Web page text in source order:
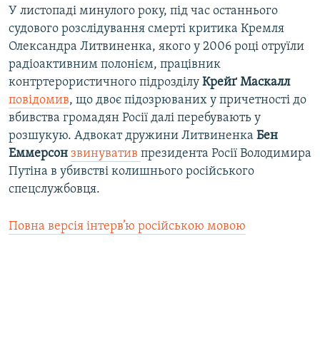
У листопаді минулого року, під час останнього
судового розслідування смерті критика Кремля
Олександра Литвиненка, якого у 2006 році отруїли
радіоактивним полонієм, працівник
контртерористичного підрозділу Крейґ Маскалл
повідомив, що двоє підозрюваних у причетності до
вбивства громадян Росії далі перебувають у
розшукую. Адвокат дружини Литвиненка Бен
Еммерсон звинуватив президента Росії Володимира
Путіна в убивстві колишнього російського
спецслужбовця.
Повна версія інтерв’ю російською мовою